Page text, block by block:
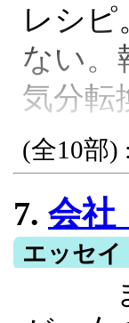
の中の
女性
した
勝手に
学部生
かった
異世界
レシピ
ない
気分転
ほのぼ
(全10部)
7. 会社
エッセイ
まえ